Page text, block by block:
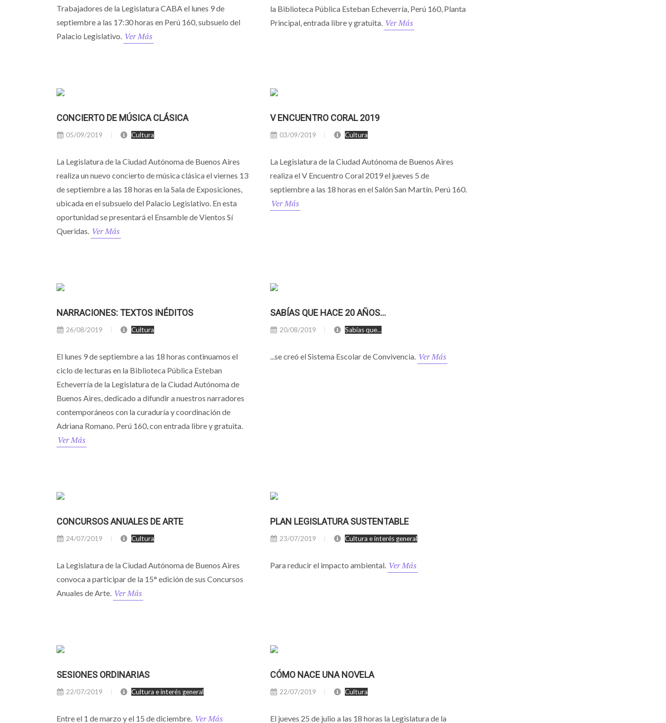
Trabajadores de la Legislatura CABA el lunes 9 de
septiembre a las 17:30 horas en Perú 160, subsuelo del
Palacio Legislativo. Ver Más
la Biblioteca Pública Esteban Echeverría, Perú 160, Planta
Principal, entrada libre y gratuita. Ver Más
CONCIERTO DE MÚSICA CLÁSICA
05/09/2019 Cultura
La Legislatura de la Ciudad Autónoma de Buenos Aires
realiza un nuevo concierto de música clásica el viernes 13
de septiembre a las 18 horas en la Sala de Exposiciones,
ubicada en el subsuelo del Palacio Legislativo. En esta
oportunidad se presentará el Ensamble de Vientos Sí
Queridas. Ver Más
V ENCUENTRO CORAL 2019
03/09/2019 Cultura
La Legislatura de la Ciudad Autónoma de Buenos Aires
realiza el V Encuentro Coral 2019 el jueves 5 de
septiembre a las 18 horas en el Salón San Martín. Perú 160.
Ver Más
NARRACIONES: TEXTOS INÉDITOS
26/08/2019 Cultura
El lunes 9 de septiembre a las 18 horas continuamos el
ciclo de lecturas en la Biblioteca Pública Esteban
Echeverría de la Legislatura de la Ciudad Autónoma de
Buenos Aires, dedicado a difundir a nuestros narradores
contemporáneos con la curaduría y coordinación de
Adriana Romano. Perú 160, con entrada libre y gratuita.
Ver Más
SABÍAS QUE HACE 20 AÑOS...
20/08/2019 Sabías que...
...se creó el Sistema Escolar de Convivencia. Ver Más
CONCURSOS ANUALES DE ARTE
24/07/2019 Cultura
La Legislatura de la Ciudad Autónoma de Buenos Aires
convoca a participar de la 15° edición de sus Concursos
Anuales de Arte. Ver Más
PLAN LEGISLATURA SUSTENTABLE
23/07/2019 Cultura e interés general
Para reducir el impacto ambiental. Ver Más
SESIONES ORDINARIAS
22/07/2019 Cultura e interés general
Entre el 1 de marzo y el 15 de diciembre. Ver Más
CÓMO NACE UNA NOVELA
22/07/2019 Cultura
El jueves 25 de julio a las 18 horas la Legislatura de la